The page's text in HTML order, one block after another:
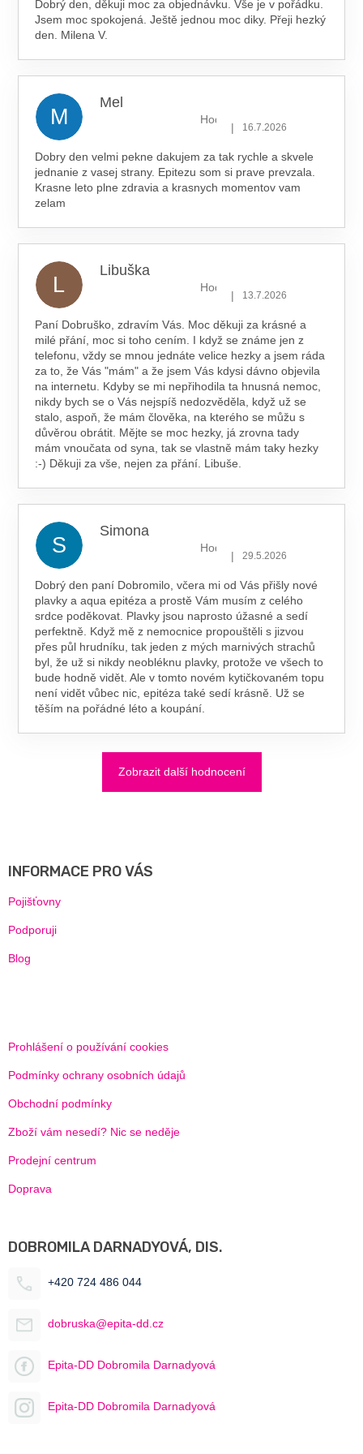
Dobrý den, děkuji moc za objednávku. Vše je v pořádku.
Jsem moc spokojená. Ještě jednou moc diky. Přeji hezký
den. Milena V.
M
Mel
Hodnocení obchodu je 5 z 5
| 16.7.2026
Dobry den velmi pekne dakujem za tak rychle a skvele
jednanie z vasej strany. Epitezu som si prave prevzala.
Krasne leto plne zdravia a krasnych momentov vam
zelam
L
Libuška
Hodnocení obchodu je 5 z 5
| 13.7.2026
Paní Dobruško, zdravím Vás. Moc děkuji za krásné a
milé přání, moc si toho cením. I když se známe jen z
telefonu, vždy se mnou jednáte velice hezky a jsem ráda
za to, že Vás "mám" a že jsem Vás kdysi dávno objevila
na internetu. Kdyby se mi nepřihodila ta hnusná nemoc,
nikdy bych se o Vás nejspíš nedozvěděla, když už se
stalo, aspoň, že mám člověka, na kterého se můžu s
důvěrou obrátit. Mějte se moc hezky, já zrovna tady
mám vnoučata od syna, tak se vlastně mám taky hezky
:-) Děkuji za vše, nejen za přání. Libuše.
S
Simona
Hodnocení obchodu je 5 z 5
| 29.5.2026
Dobrý den paní Dobromilo, včera mi od Vás přišly nové
plavky a aqua epitéza a prostě Vám musím z celého
srdce poděkovat. Plavky jsou naprosto úžasné a sedí
perfektně. Když mě z nemocnice propouštěli s jizvou
přes půl hrudníku, tak jeden z mých marnivých strachů
byl, že už si nikdy neobléknu plavky, protože ve všech to
bude hodně vidět. Ale v tomto novém kytičkovaném topu
není vidět vůbec nic, epitéza také sedí krásně. Už se
těším na pořádné léto a koupání.
Zobrazit další hodnocení
INFORMACE PRO VÁS
Pojišťovny
Podporuji
Blog
Prohlášení o používání cookies
Podmínky ochrany osobních údajů
Obchodní podmínky
Zboží vám nesedí? Nic se neděje
Prodejní centrum
Doprava
DOBROMILA DARNADYOVÁ, DIS.
+420 724 486 044
dobruska@epita-dd.cz
Epita-DD Dobromila Darnadyová
Epita-DD Dobromila Darnadyová